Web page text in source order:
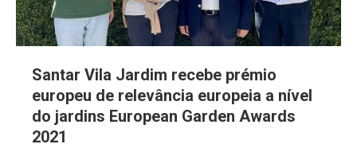
Santar Vila Jardim recebe prémio
europeu de relevância europeia a nível
do jardins European Garden Awards
2021